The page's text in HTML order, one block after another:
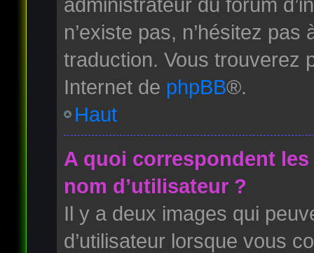
n’existe pas, n’hésitez
traduction. Vous trouverez
Internet de phpBB®.
Haut
A quoi correspondent
nom d’utilisateur ?
Il y a deux images qui
d’utilisateur lorsque vous